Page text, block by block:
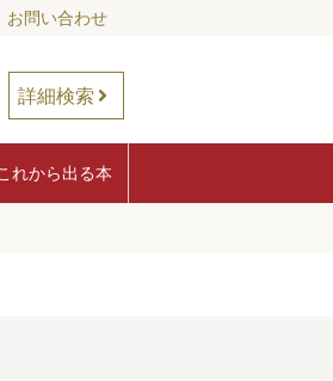
お問い合わせ
詳細検索
れから出る本